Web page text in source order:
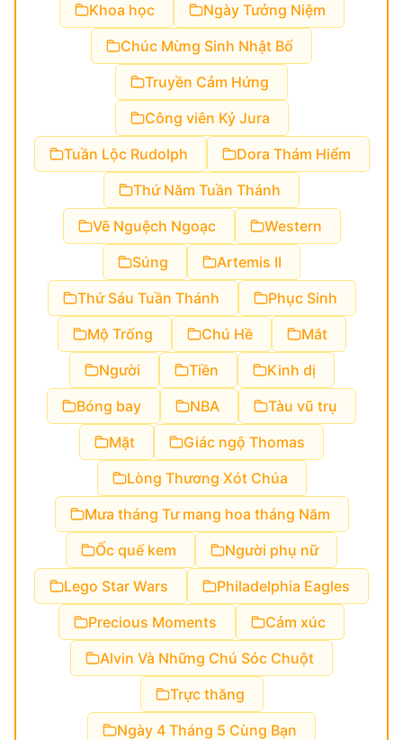
Khoa học
Ngày Tưởng Niệm
Chúc Mừng Sinh Nhật Bố
Truyền Cảm Hứng
Công viên Kỷ Jura
Tuần Lộc Rudolph
Dora Thám Hiểm
Thứ Năm Tuần Thánh
Vẽ Nguệch Ngoạc
Western
Súng
Artemis II
Thứ Sáu Tuần Thánh
Phục Sinh
Mộ Trống
Chú Hề
Mắt
Người
Tiền
Kinh dị
Bóng bay
NBA
Tàu vũ trụ
Mặt
Giác ngộ Thomas
Lòng Thương Xót Chúa
Mưa tháng Tư mang hoa tháng Năm
Ốc quế kem
Người phụ nữ
Lego Star Wars
Philadelphia Eagles
Precious Moments
Cảm xúc
Alvin Và Những Chú Sóc Chuột
Trực thăng
Ngày 4 Tháng 5 Cùng Bạn